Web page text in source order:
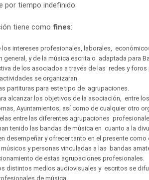
por tiempo indefinido.
tiene como fines:
intereses profesionales, laborales,
general, y de la música escrita o adaptada para
de los asociados a través de las redes y
se organizaran.
partituras para este tipo de agrupaciones.
alcanzar los objetivos de la asociación, entre
Ayuntamientos; así como de cualquier otro
entre las diferentes agrupaciones
tenido las bandas de música en cuanto a la
desempeñar y ofrecer tanto en el presente
y personas vinculadas a las bandas
de estas agrupaciones profesionales.
distintos medios audiovisuales y escritos se
de música.